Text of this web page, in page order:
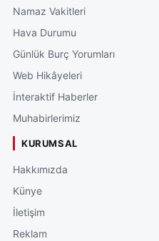
Namaz Vakitleri
Hava Durumu
Günlük Burç Yorumları
Web Hikâyeleri
İnteraktif Haberler
Muhabirlerimiz
KURUMSAL
Hakkımızda
Künye
İletişim
Reklam